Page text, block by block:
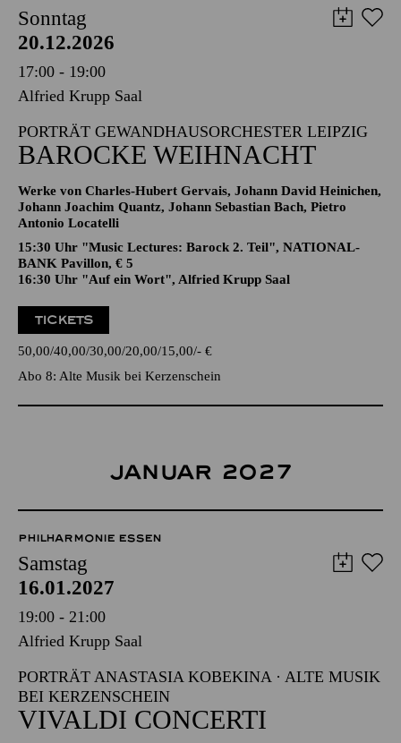
Sonntag
20.12.2026
17:00 - 19:00
Alfried Krupp Saal
PORTRÄT GEWANDHAUSORCHESTER LEIPZIG
BAROCKE WEIHNACHT
Werke von Charles-Hubert Gervais, Johann David Heinichen,
Johann Joachim Quantz, Johann Sebastian Bach, Pietro
Antonio Locatelli
15:30 Uhr "Music Lectures: Barock 2. Teil", NATIONAL-
BANK Pavillon, € 5
16:30 Uhr "Auf ein Wort", Alfried Krupp Saal
TICKETS
50,00 40,00 30,00 20,00 15,00 - €
Abo 8: Alte Musik bei Kerzenschein
JANUAR 2027
PHILHARMONIE ESSEN
Samstag
16.01.2027
19:00 - 21:00
Alfried Krupp Saal
PORTRÄT ANASTASIA KOBEKINA · ALTE MUSIK
BEI KERZENSCHEIN
VIVALDI CONCERTI